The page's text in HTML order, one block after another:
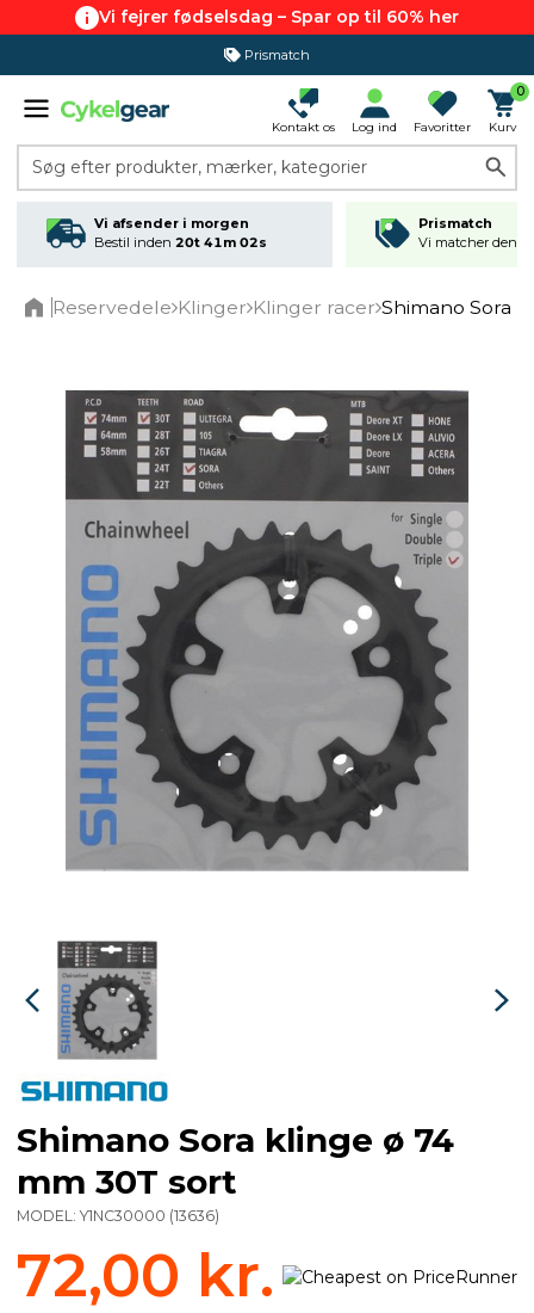
Vi fejrer fødselsdag – Spar op til 60% her
365 dages returret
Kontakt os Log ind Favoritter
0
Kurv
Søg efter produkter, mærker, kategorier
Vi afsender i morgen
Bestil inden 20t 41m 02s
Prismatch
Vi matcher den
Reservedele Klinger Klinger racer Shimano Sora
Shimano Sora klinge ø 74
mm 30T sort
MODEL: Y1NC30000 (13636)
72,00 kr.